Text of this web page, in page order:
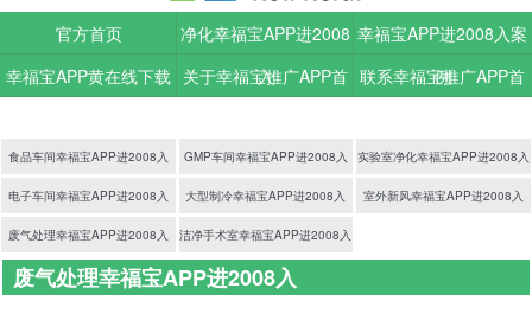
官方首页
净化幸福宝APP进2008
入
幸福宝APP进2008入案
例
幸福宝APP黄在线下载 关于幸福宝推广APP首 联系幸福宝推广APP首
食品车间幸福宝APP进2008入 GMP车间幸福宝APP进2008入 实验室净化幸福宝APP进2008入
电子车间幸福宝APP进2008入 大型制冷幸福宝APP进2008入 室外新风幸福宝APP进2008入
废气处理幸福宝APP进2008入 洁净手术室幸福宝APP进2008入
废气处理幸福宝APP进2008入